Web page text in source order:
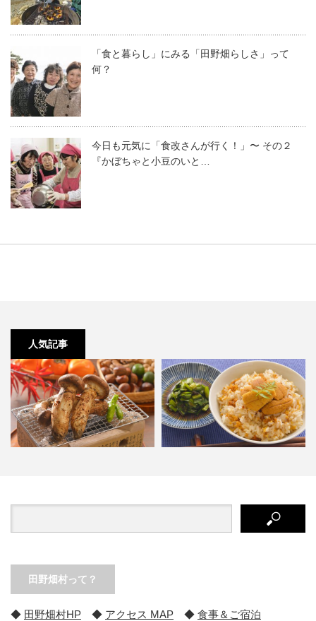
「食と暮らし」にみる「田野畑らしさ」って
何？
今日も元気に「食改さんが行く！」〜 その２
『かぼちゃと小豆のいと…
人気記事
『田野畑だより 2017 秋号』マツ
お取り寄せコーナー、開設しまし
田野畑村って？
◆ 田野畑村HP ◆ アクセス MAP ◆ 食事＆ご宿泊